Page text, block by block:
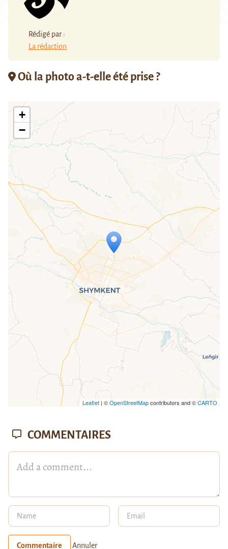
Rédigé par :
La rédaction
Où la photo a-t-elle été prise ?
Travelers' Map is loading...
If you see this after your page is
loaded completely, leafletJS files are
missing.
+
−
Leaflet| ©OpenStreetMapcontributors and ©CARTO
COMMENTAIRES
Commentaire Annuler